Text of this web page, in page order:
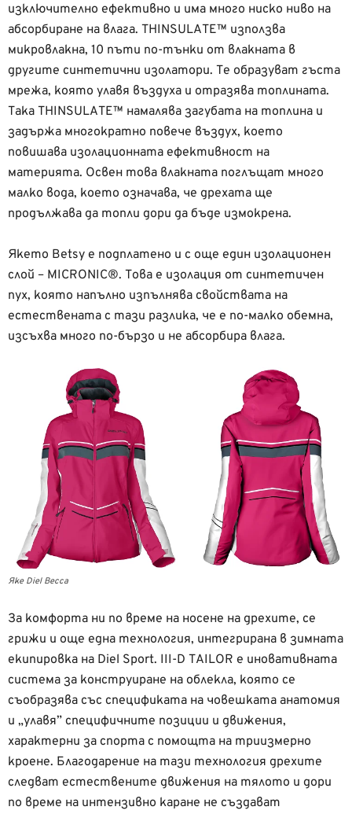
изключително ефективно и има много ниско ниво на
абсорбиране на влага. THINSULATE™ използва
микровлакна, 10 пъти по-тънки от влакната в
другите синтетични изолатори. Те образуват гъста
мрежа, която улавя въздуха и отразява топлината.
Така THINSULATE™ намалява загубата на топлина и
задържа многократно повече въздух, което
повишава изолационната ефективност на
материята. Освен това влакната поглъщат много
малко вода, което означава, че дрехата ще
продължава да топли дори да бъде измокрена.
Якето Betsy е подплатено и с още един изолационен
слой – MICRONIC®. Това е изолация от синтетичен
пух, която напълно изпълнява свойствата на
естествената с тази разлика, че е по-малко обемна,
изсъхва много по-бързо и не абсорбира влага.
Яке Diel Becca
За комфорта ни по време на носене на дрехите, се
грижи и още една технология, интегрирана в зимната
екипировка на Diel Sport. III-D TAILOR e иновативната
система за конструиране на облекла, която се
съобразява със спецификата на човешката анатомия
и „улавя” специфичните позиции и движения,
характерни за спорта с помощта на триизмерно
кроене. Благодарение на тази технология дрехите
следват естествените движения на тялото и дори
по време на интензивно каране не създават